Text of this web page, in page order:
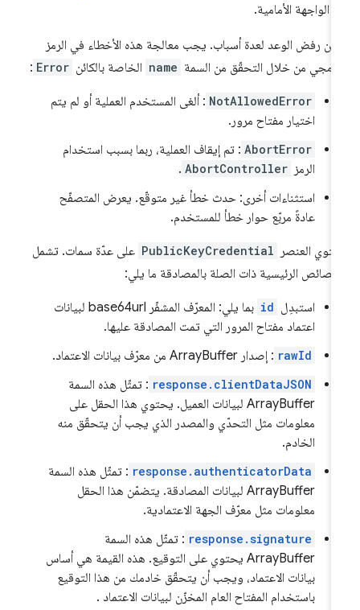
الواجهة الأمامية.
رفض الوعد لعدة أسباب. يجب معالجة هذه الأخطاء في الرمز
من خلال التحقّق من السمة name الخاصة بالكائن Error
:
NotAllowedError : ألغى المستخدم العملية أو لم يتم
اختيار مفتاح مرور.
AbortError : تم إيقاف العملية، ربما بسبب استخدام
الرمز AbortController
.
استثناءات أخرى: حدث خطأ غير متوقّع. يعرض المتصفّح
عادةً مربّع حوار خطأ للمستخدم.
العنصر PublicKeyCredential على عدّة سمات. تشمل
الرئيسية ذات الصلة بالمصادقة ما يلي:
استبدِل id
بما يلي: المعرّف المشفّر base64url لبيانات
اعتماد مفتاح المرور التي تمت المصادقة عليها.
rawId : إصدار ArrayBuffer من معرّف بيانات الاعتماد.
response.clientDataJSON : تمثّل هذه السمة
ArrayBuffer لبيانات العميل. يحتوي هذا الحقل على
معلومات مثل التحدّي والمصدر الذي يجب أن يتحقّق منه
الخادم.
response.authenticatorData : تمثّل هذه السمة
ArrayBuffer لبيانات المصادقة. يتضمّن هذا الحقل
معلومات مثل معرّف الجهة الاعتمادية.
response.signature : تمثّل هذه السمة
ArrayBuffer يحتوي على التوقيع. هذه القيمة هي أساس
بيانات الاعتماد، ويجب أن يتحقّق خادمك من هذا التوقيع
باستخدام المفتاح العام المخزّن لبيانات الاعتماد .